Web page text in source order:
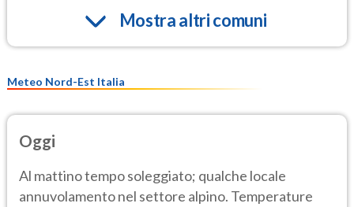
Mostra altri comuni
Meteo Nord-Est Italia
Oggi
Al mattino tempo soleggiato; qualche locale
annuvolamento nel settore alpino. Temperature